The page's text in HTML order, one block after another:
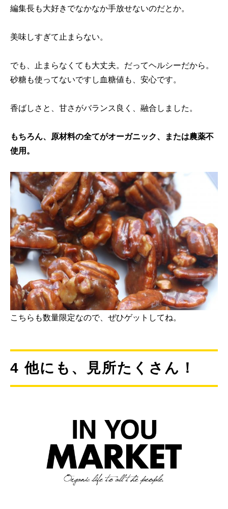
編集長も大好きでなかなか手放せないのだとか。
美味しすぎて止まらない。
でも、止まらなくても大丈夫。だってヘルシーだから。
砂糖も使ってないですし血糖値も、安心です。
香ばしさと、甘さがバランス良く、融合しました。
もちろん、原材料の全てがオーガニック、または農薬不
使用。
こちらも数量限定なので、ぜひゲットしてね。
4 他にも、見所たくさん！